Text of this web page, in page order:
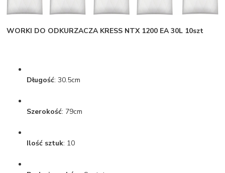
WORKI DO ODKURZACZA KRESS NTX 1200 EA 30L 10szt
Długość: 30.5cm
Szerokość: 79cm
Ilość sztuk: 10